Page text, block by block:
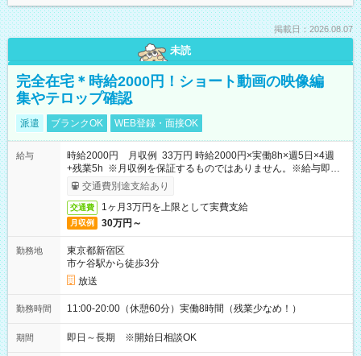
掲載日：2026.08.07
未読
完全在宅＊時給2000円！ショート動画の映像編
集やテロップ確認
派遣 ブランクOK WEB登録・面接OK
給与
時給2000円 月収例 33万円 時給2000円×実働8h×週5日×4週
+残業5h ※月収例を保証するものではありません。※給与即受
取りサービス利用可（利用条件有）
交通費別途支給あり
交通費 1ヶ月3万円を上限として実費支給
月収例 30万円～
勤務地
東京都新宿区
市ケ谷駅から徒歩3分
放送
勤務時間 11:00-20:00（休憩60分）実働8時間（残業少なめ！）
期間 即日～長期 ※開始日相談OK